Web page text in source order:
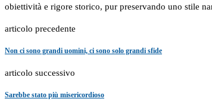
obiettività e rigore storico, pur preservando uno stile
articolo precedente
Non ci sono grandi uomini, ci sono solo grandi sfide
articolo successivo
Sarebbe stato più misericordioso